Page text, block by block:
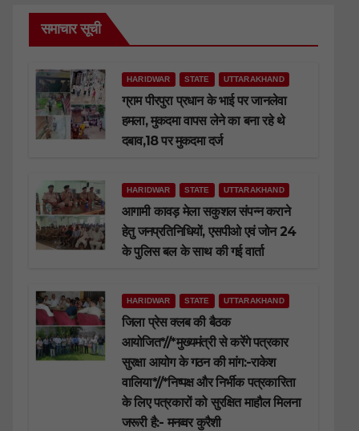
समाचार सूची
HARIDWAR STATE UTTARAKHAND
ग्राम पीरपुरा प्रधान के भाई पर जानलेवा
हमला, मुकदमा वापस लेने का बना रहे थे
दबाव,18 पर मुकदमा दर्ज
HARIDWAR STATE UTTARAKHAND
आगामी कावड़ मेला सकुशल संपन्न कराने
हेतु जनप्रतिनिधियों, एसपीओ एवं जोन 24
के पुलिस बल के साथ की गई वार्ता
HARIDWAR STATE UTTARAKHAND
जिला प्रेस क्लब की बैठक
आयोजित*//*मुख्यमंत्री से करेंगे पत्रकार
सुरक्षा आयोग के गठन की मांग:-राकेश
वालिया*//*निष्पक्ष और निर्भीक पत्रकारिता
के लिए पत्रकारों को सुरक्षित माहौल मिलना
जरूरी है:- मनव्वर कुरैशी